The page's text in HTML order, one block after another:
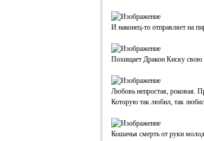
И наконец-то отправляет на
Похищает Дракон Киску свою
Любовь непростая, роковая.
Которую так любил, так
Кошачья смерть от руки